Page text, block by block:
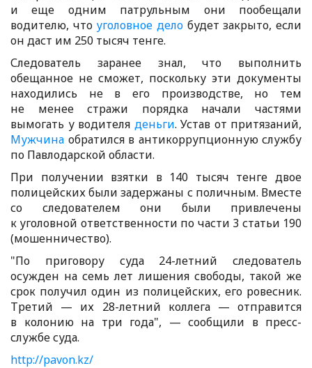
и еще одним патрульным они пообещали
водителю, что уголовное дело будет закрыто, если
он даст им 250 тысяч тенге.
Следователь заранее знал, что выполнить
обещанное не сможет, поскольку эти документы
находились не в его производстве, но тем
не менее стражи порядка начали частями
вымогать у водителя деньги. Устав от притязаний,
Мужчина обратился в антикоррупционную службу
по Павлодарской области.
При получении взятки в 140 тысяч тенге двое
полицейских были задержаны с поличным. Вместе
со следователем они были привлечены
к уголовной ответственности по части 3 статьи 190
(мошенничество).
"По приговору суда 24-летний следователь
осужден на семь лет лишения свободы, такой же
срок получил один из полицейских, его ровесник.
Третий — их 28-летний коллега — отправится
в колонию на три года", — сообщили в пресс-
службе суда.
http://pavon.kz/